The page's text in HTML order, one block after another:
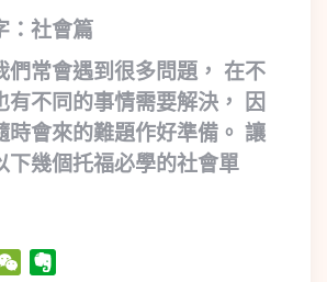
：社會篇
們常會遇到很多問題， 在不
有不同的事情需要解決， 因
時會來的難題作好準備。 讓
下幾個托福必學的社會單
WeChat